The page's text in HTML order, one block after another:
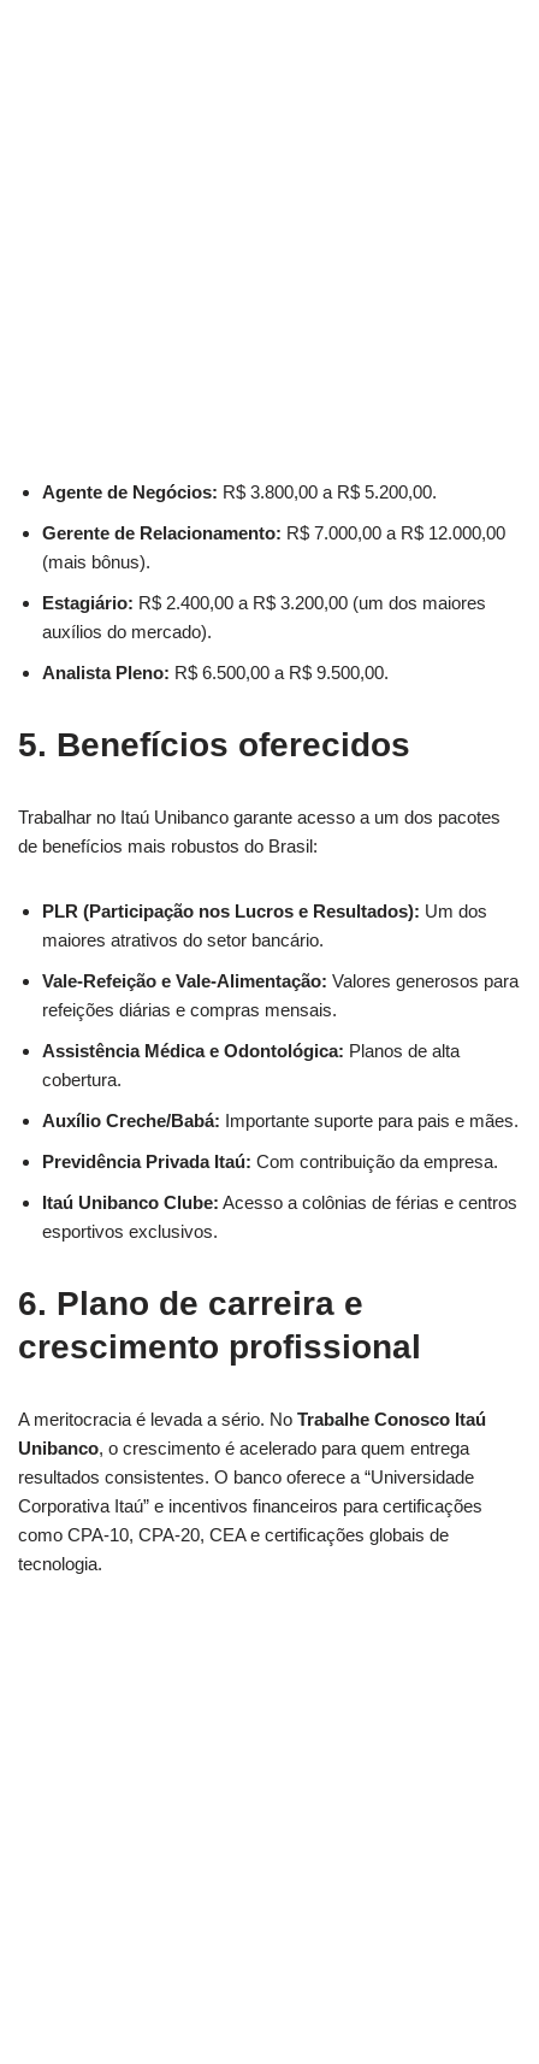
Agente de Negócios: R$ 3.800,00 a R$ 5.200,00.
Gerente de Relacionamento: R$ 7.000,00 a R$ 12.000,00
(mais bônus).
Estagiário: R$ 2.400,00 a R$ 3.200,00 (um dos maiores
auxílios do mercado).
Analista Pleno: R$ 6.500,00 a R$ 9.500,00.
5. Benefícios oferecidos
Trabalhar no Itaú Unibanco garante acesso a um dos pacotes
de benefícios mais robustos do Brasil:
PLR (Participação nos Lucros e Resultados): Um dos
maiores atrativos do setor bancário.
Vale-Refeição e Vale-Alimentação: Valores generosos para
refeições diárias e compras mensais.
Assistência Médica e Odontológica: Planos de alta
cobertura.
Auxílio Creche/Babá: Importante suporte para pais e mães.
Previdência Privada Itaú: Com contribuição da empresa.
Itaú Unibanco Clube: Acesso a colônias de férias e centros
esportivos exclusivos.
6. Plano de carreira e
crescimento profissional
A meritocracia é levada a sério. No Trabalhe Conosco Itaú
Unibanco, o crescimento é acelerado para quem entrega
resultados consistentes. O banco oferece a “Universidade
Corporativa Itaú” e incentivos financeiros para certificações
como CPA-10, CPA-20, CEA e certificações globais de
tecnologia.